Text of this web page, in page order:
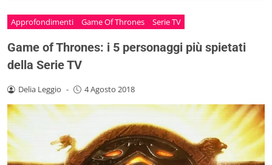
Approfondimenti Game Of Thrones Serie TV
Game of Thrones: i 5 personaggi più spietati
della Serie TV
Delia Leggio - 4 Agosto 2018